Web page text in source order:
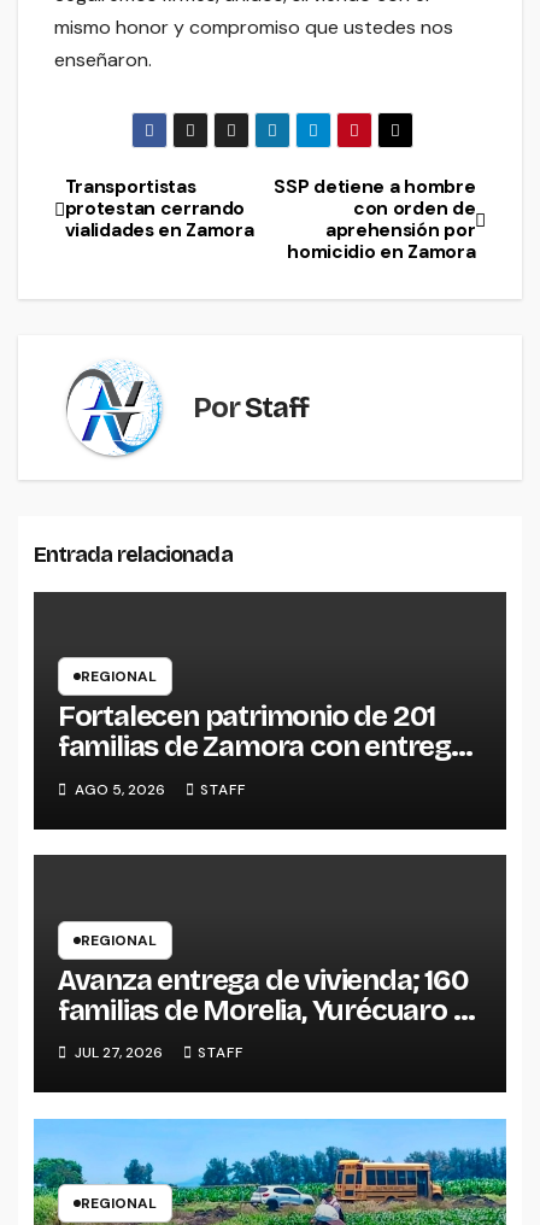
mismo honor y compromiso que ustedes nos
enseñaron.
Navegación
de
entradas
SSP detiene a hombre
con orden de
aprehensión por
homicidio en Zamora
Transportistas
protestan cerrando
vialidades en Zamora
PorStaff
Entrada relacionada
REGIONAL
Fortalecen patrimonio de 201
familias de Zamora con entrega
de escrituras
AGO 5, 2026 STAFF
REGIONAL
Avanza entrega de vivienda; 160
familias de Morelia, Yurécuaro y
Vista Hermosa estrenan hogar
JUL 27, 2026 STAFF
REGIONAL